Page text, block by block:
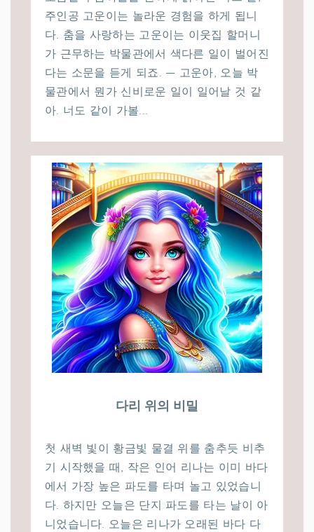
주인공 고운이는 놀라운 경험을 하게 됩니
다. 춤을 사랑하는 고운이는 이웃집 할머니
가 근무하는 박물관에서 색다른 일이 벌어진
다는 소문을 듣게 되죠. — 고운아, 오늘 박
물관에서 뭔가 신비로운 일이 일어날 것 같
아. 너도 같이 가볼...
다리 위의 비밀
첫 새벽 빛이 황금빛 물결 위를 춤추듯 비추
기 시작했을 때, 작은 인어 리나는 이미 바다
에서 가장 높은 파도를 타며 놀고 있었습니
다. 하지만 오늘은 단지 파도를 타는 날이 아
니었습니다. 오늘은 리나가 오래된 바다 다